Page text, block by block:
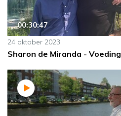
00:30:47
24 oktober 2023
Sharon de Miranda - Voeding